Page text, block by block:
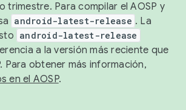
trimestre. Para compilar el AOSP y
android-latest-release . La
android-latest-release
a la versión más reciente que
Para obtener más información,
en el AOSP.